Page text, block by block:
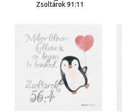
Zsoltárok 91:11